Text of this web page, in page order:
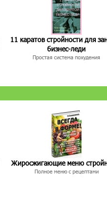
11 каратов стройности для
бизнес-леди
Простая система похудения
Жиросжигающие меню
Полное меню с рецептами